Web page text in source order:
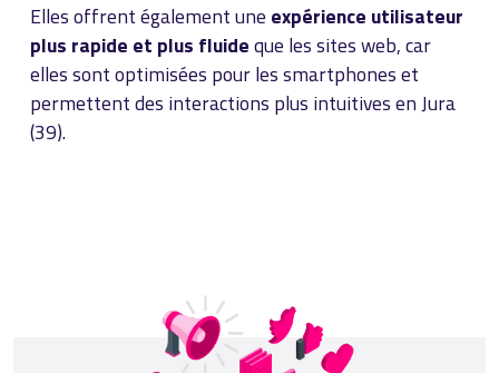
Elles offrent également une expérience utilisateur
plus rapide et plus fluideque les sites web, car
elles sont optimisées pour les smartphones et
permettent des interactions plus intuitives en Jura
(39).